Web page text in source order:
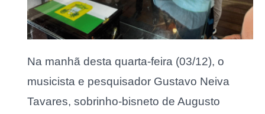
Na manhã desta quarta-feira (03/12), o
musicista e pesquisador Gustavo Neiva
Tavares, sobrinho-bisneto de Augusto